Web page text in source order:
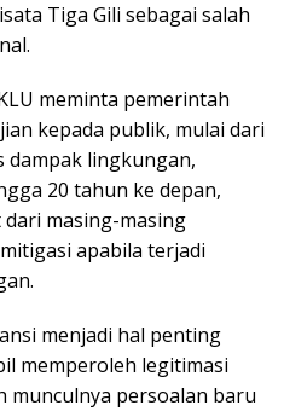
Tiga Gili sebagai salah
meminta pemerintah
kepada publik, mulai dari
dampak lingkungan,
20 tahun ke depan,
masing-masing
apabila terjadi
menjadi hal penting
memperoleh legitimasi
munculnya persoalan baru